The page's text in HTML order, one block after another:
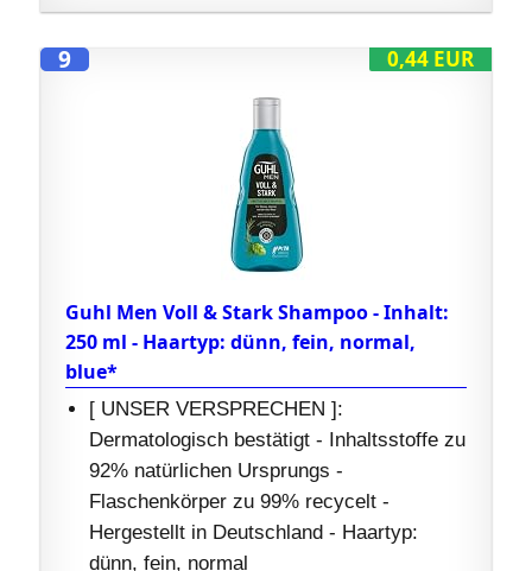
0,44 EUR
9
Guhl Men Voll & Stark Shampoo - Inhalt:
250 ml - Haartyp: dünn, fein, normal,
blue*
[ UNSER VERSPRECHEN ]:
Dermatologisch bestätigt - Inhaltsstoffe zu
92% natürlichen Ursprungs -
Flaschenkörper zu 99% recycelt -
Hergestellt in Deutschland - Haartyp:
dünn, fein, normal